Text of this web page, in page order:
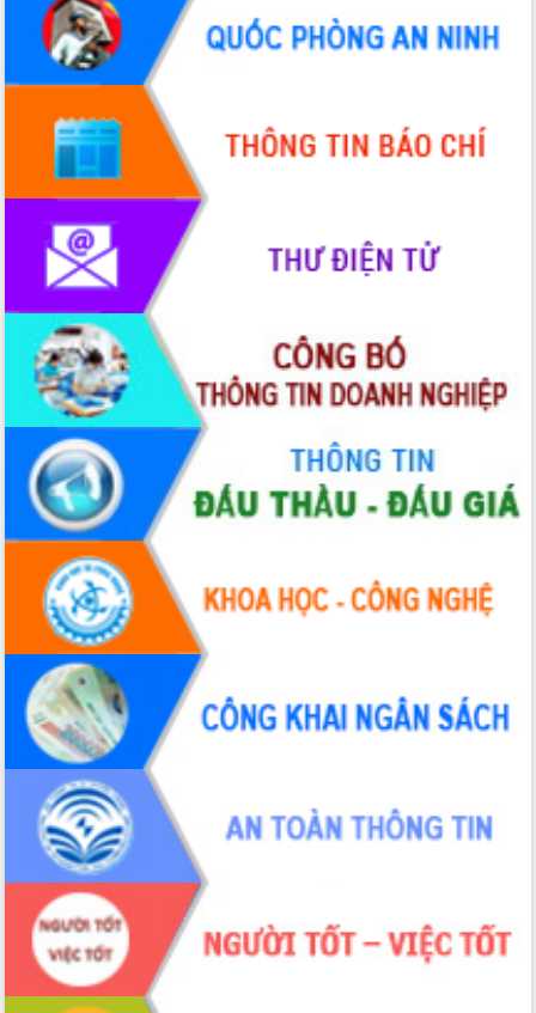
Tháo gỡ những vướng mắc, đẩy mạnh
công tác cải cách thủ tục hành chính
tại Trung tâm Phục vụ hành chính
công tỉnh
Đắk Lắk: Tôn vinh 46 giải pháp tại Hội
thi Sáng tạo Kỹ thuật 2024 - 2025
Đắk Lắk rà soát, điều chỉnh Đề án 190
về phát triển nuôi trồng thủy sản
Phó Chủ tịch UBND tỉnh Đắk Lắk
Trương Công Thái kiểm tra thực địa
Dự án cao tốc Khánh Hòa - Buôn Ma
Định vị cà phê Việt Nam như một “di
sản sống” trong dòng chảy toàn cầu
Xây dựng nông thôn mới: Nâng cao đời
sống người dân từ những mô hình thiết
thực
Quyết liệt tháo gỡ vướng mắc, đẩy
nhanh tiến độ các dự án trọng điểm
trong Khu kinh tế Nam Phú Yên
Hòn Yến phát triển du lịch gắn với bảo
tồn biển
Lấy ý kiến điều chỉnh Quy hoạch tỉnh
Đắk Lắk thời kỳ 2021-2030, tầm nhìn
đến năm 2050
Phát động chiến dịch 30 ngày đêm
giải phóng mặt bằng Tuyến đường bộ
ven biển
Đắk Lắk nỗ lực thúc đẩy tăng trưởng
kinh tế từ 10% trở lên trong Quý
II/2026
Đắk Lắk ký kết thỏa thuận hợp tác về
chuyển đổi số giai đoạn 2026 – 2030
với Tập đoàn Bưu chính Viễn thông
Việt Nam
Thứ trưởng Bộ Y tế làm việc với tỉnh
Đắk Lắk về phát triển nhân lực y tế
cho trạm y tế cấp xã
Du lịch Đắk Lắk nâng tầm trải nghiệm